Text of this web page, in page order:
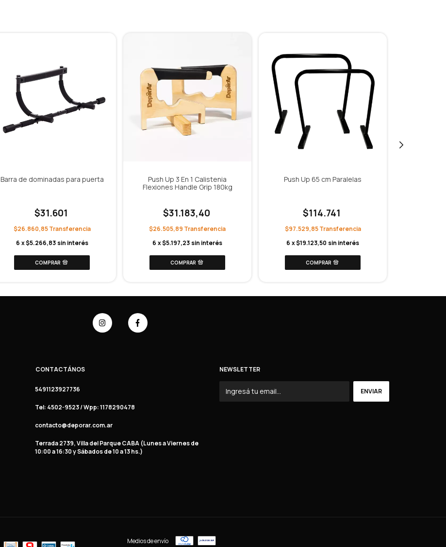
Barra de dominadas para puerta
$31.601
$26.860,85
6 x$5.266,83 sin interés
Push Up 3 En 1 Calistenia
Flexiones Handle Grip 180kg
$31.183,40
$26.505,89
6 x$5.197,23 sin interés
Push Up 65 cm Paralelas
$114.741
$97.529,85
6 x$19.123,50 sin interés
CONTACTÁNOS
5491123927736
Tel: 4502-9523 / Wpp: 1178290478
contacto@deporar.com.ar
Terrada 2739, Villa del Parque CABA (Lunes a Viernes de
10:00 a 16:30 y Sábados de 10 a 13 hs.)
NEWSLETTER
Medios de envío